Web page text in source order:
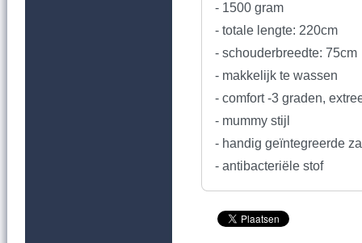
- 1500 gram
- totale lengte: 220cm
- schouderbreedte: 75cm
- makkelijk te wassen
- comfort -3 graden,
- mummy stijl
- handig geïntegreerde
- antibacteriële stof